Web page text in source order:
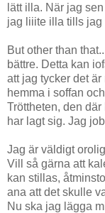
lätt illa. När jag
jag liiite illa tills jag
But other than
bättre. Detta kan
att jag tycker det
hemma i soffan
Tröttheten, den
har lagt sig. Jag
Jag är väldigt
Vill så gärna att
kan stillas,
ana att det skulle
Nu ska jag lägga